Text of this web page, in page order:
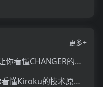
更多+
CHANGER是什么？一文让你看懂CHANGER的技术原理、主要功能、应用场景
Kiroku是什么？一文让你看懂Kiroku的技术原理、主要功能、应用场景